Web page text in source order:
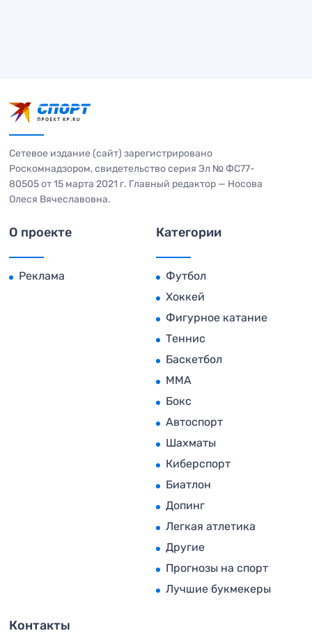
Сетевое издание (сайт) зарегистрировано
Роскомнадзором, свидетельство серия Эл № ФС77-
80505 от 15 марта 2021 г. Главный редактор — Носова
Олеся Вячеславовна.
О проекте
Реклама
Категории
Футбол
Хоккей
Фигурное катание
Теннис
Баскетбол
MMA
Бокс
Автоспорт
Шахматы
Киберспорт
Биатлон
Допинг
Легкая атлетика
Другие
Прогнозы на спорт
Лучшие букмекеры
Контакты